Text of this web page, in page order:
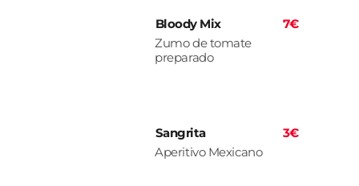
Bloody Mix
7€
Zumo de tomate
preparado
Sangrita
3€
Aperitivo Mexicano